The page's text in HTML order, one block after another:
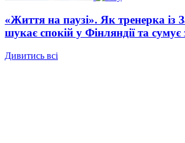
«Життя на паузі». Як тренерка із
шукає спокій у Фінляндії та
Дивитись всі